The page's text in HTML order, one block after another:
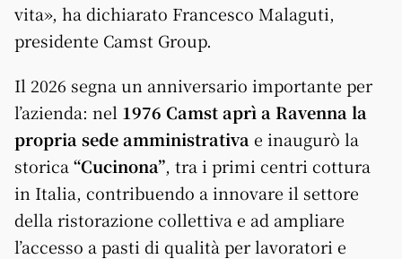
vita», ha dichiarato Francesco Malaguti,
presidente Camst Group.
Il 2026 segna un anniversario importante per
l’azienda: nel 1976 Camst aprì a Ravenna la
propria sede amministrativa e inaugurò la
storica “Cucinona”, tra i primi centri cottura
in Italia, contribuendo a innovare il settore
della ristorazione collettiva e ad ampliare
l’accesso a pasti di qualità per lavoratori e